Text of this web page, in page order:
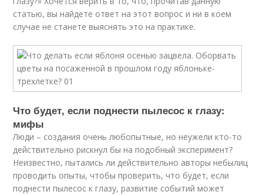
статью, вы найдете ответ на этот вопрос и ни в коем
случае не станете выяснять это на практике.
Что будет, если поднести пылесос к глазу:
мифы
Люди – создания очень любопытные, но неужели кто-то
действительно рискнул бы на подобный эксперимент?
Неизвестно, пытались ли действительно авторы небылиц
проводить опыты, чтобы проверить, что будет, если
поднести пылесос к глазу, развитие событий может